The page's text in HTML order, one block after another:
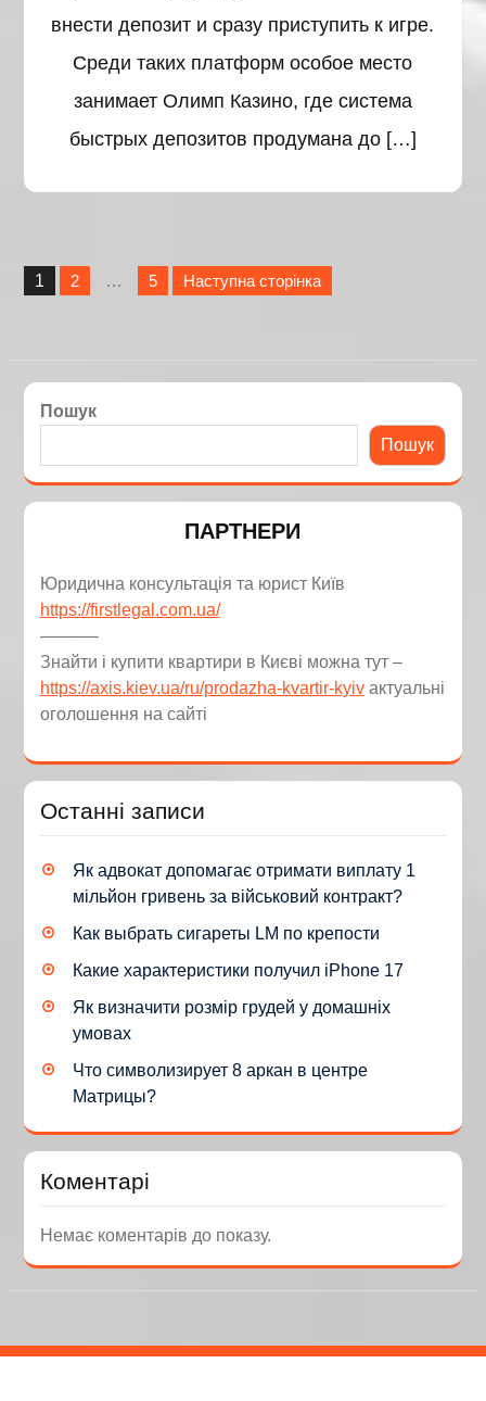
внести депозит и сразу приступить к игре.
Среди таких платформ особое место
занимает Олимп Казино, где система
быстрых депозитов продумана до […]
Навігація
записів
Сторінка
1 Сторінка
2 … Сторінка
5 Наступна сторінка
Пошук
Пошук
ПАРТНЕРИ
Юридична консультація та юрист Київ
https://firstlegal.com.ua/
––––––
Знайти і купити квартири в Києві можна тут –
https://axis.kiev.ua/ru/prodazha-kvartir-kyivактуальні
оголошення на сайті
Останні записи
Як адвокат допомагає отримати виплату 1
мільйон гривень за військовий контракт?
Как выбрать сигареты LM по крепости
Какие характеристики получил iPhone 17
Як визначити розмір грудей у домашніх
умовах
Что символизирует 8 аркан в центре
Матрицы?
Коментарі
Немає коментарів до показу.